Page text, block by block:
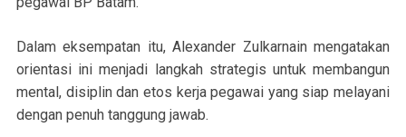
Dalam eksempatan itu, Alexander Zulkarnain mengatakan
orientasi ini menjadi langkah strategis untuk membangun
mental, disiplin dan etos kerja pegawai yang siap melayani
dengan penuh tanggung jawab.